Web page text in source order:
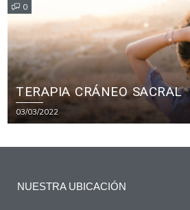
0
TERAPIA CRÁNEO SACRAL
03/03/2022
NUESTRA UBICACIÓN